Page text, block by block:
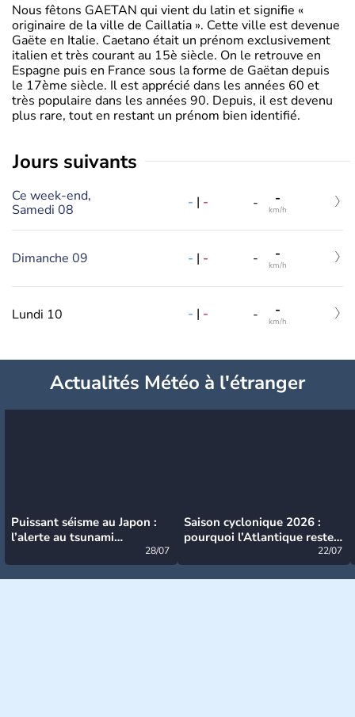
Nous fêtons GAETAN qui vient du latin et signifie «
originaire de la ville de Caillatia ». Cette ville est devenue
Gaëte en Italie. Caetano était un prénom exclusivement
italien et très courant au 15è siècle. On le retrouve en
Espagne puis en France sous la forme de Gaëtan depuis
le 17ème siècle. Il est apprécié dans les années 60 et
très populaire dans les années 90. Depuis, il est devenu
plus rare, tout en restant un prénom bien identifié.
jours suivants
Ce week-end,
Samedi 08
- | - - -
km/h
Dimanche 09 - | - - -
km/h
Lundi 10 - | - - -
km/h
Actualités Météo à l'étranger
Puissant séisme au Japon :
l’alerte au tsunami
28/07
Saison cyclonique 2026 :
pourquoi l’Atlantique reste
22/07